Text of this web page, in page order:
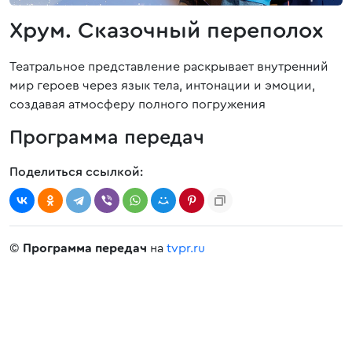
Хрум. Сказочный переполох
Театральное представление раскрывает внутренний
мир героев через язык тела, интонации и эмоции,
создавая атмосферу полного погружения
Программа передач
Поделиться ссылкой:
© Программа передач на tvpr.ru